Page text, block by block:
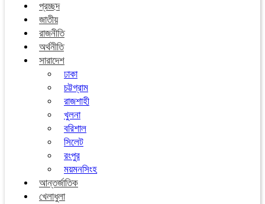
প্রচ্ছদ
জাতীয়
রাজনীতি
অর্থনীতি
সারাদেশ
ঢাকা
চট্টগ্রাম
রাজশাহী
খুলনা
বরিশাল
সিলেট
রংপুর
ময়মনসিংহ
আন্তর্জাতিক
খেলাধুলা